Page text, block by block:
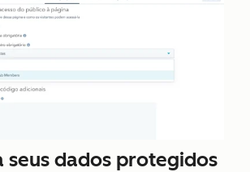
seus dados protegidos